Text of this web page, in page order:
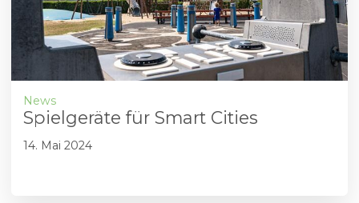
News
Spielgeräte für Smart Cities
14. Mai 2024